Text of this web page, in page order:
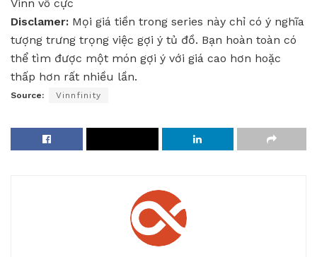
Vinn vô cực
Disclamer: Mọi giá tiền trong series này chỉ có ý nghĩa
tượng trưng trọng việc gợi ý tủ đồ. Bạn hoàn toàn có
thể tìm được một món gợi ý với giá cao hơn hoặc
thấp hơn rất nhiều lần.
Source: Vinnfinity